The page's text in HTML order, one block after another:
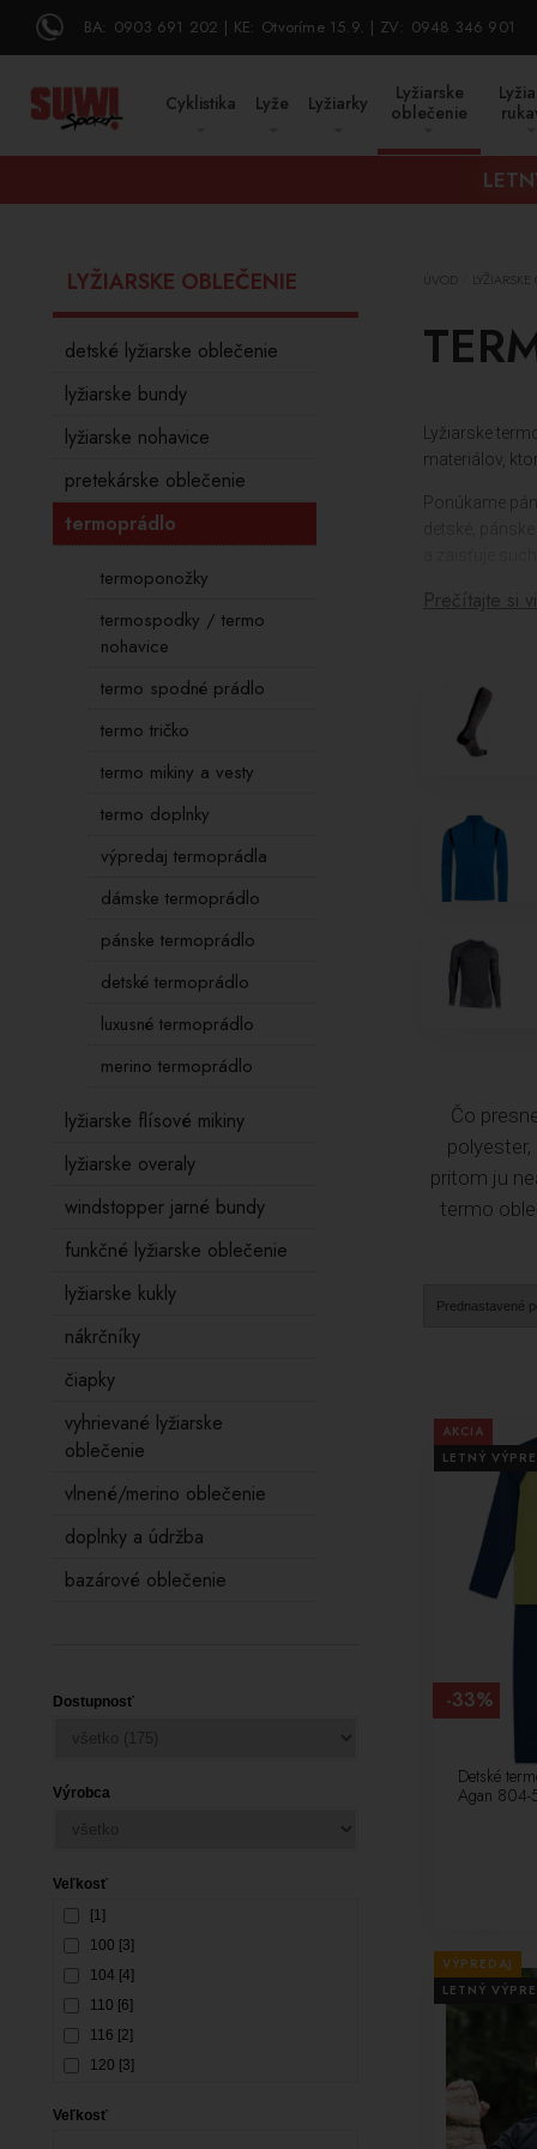
BA: 0903 691 202 KE: Otvoríme 15.9. ZV: 0948 346 901
Cyklistika Lyže Lyžiarky
Lyžiarske
oblečenie
ÚVOD
Lyžiarske
materiálov,
Ponúkame
V rámci nášej
pohodlné a
Pre dolnú
pocit pri
Preštudujte si
sa uniesť
Prečítajte si
Čo
pritom ju
termo
AKCIA
LETNÝ
Detské
Agan 804-
-33%
VÝPREDAJ
LETNÝ
LYŽIARSKE OBLEČENIE
detské lyžiarske oblečenie
lyžiarske bundy
lyžiarske nohavice
pretekárske oblečenie
termoprádlo
termoponožky
termospodky / termo
nohavice
termo spodné prádlo
termo tričko
termo mikiny a vesty
termo doplnky
výpredaj termoprádla
dámske termoprádlo
pánske termoprádlo
detské termoprádlo
luxusné termoprádlo
merino termoprádlo
lyžiarske flísové mikiny
lyžiarske overaly
windstopper jarné bundy
funkčné lyžiarske oblečenie
lyžiarske kukly
nákrčníky
čiapky
vyhrievané lyžiarske
oblečenie
vlnené/merino oblečenie
doplnky a údržba
bazárové oblečenie
Dostupnosť
Výrobca
Veľkosť
[1]
100 [3]
104 [4]
110 [6]
116 [2]
120 [3]
128 [3]
Veľkosť